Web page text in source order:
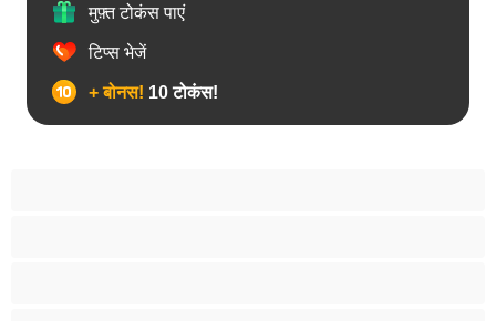
मुफ़्त टोकंस पाएं
टिप्स भेजें
+ बोनस! 10 टोकंस!